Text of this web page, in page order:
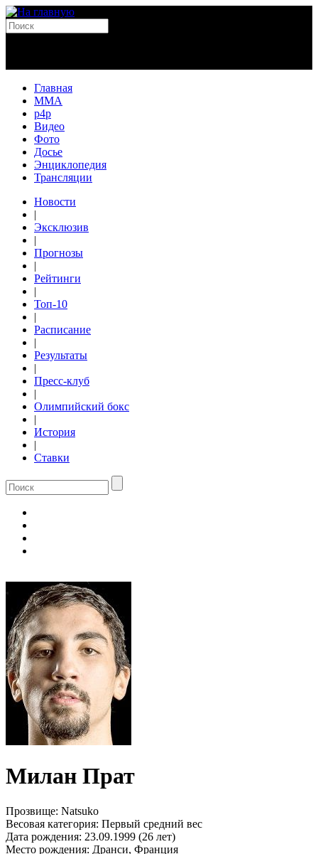
Главная
MMA
p4p
Видео
Фото
Досье
Энциклопедия
Трансляции
Новости
|
Эксклюзив
|
Прогнозы
|
Рейтинги
|
Топ-10
|
Расписание
|
Результаты
|
Пресс-клуб
|
Олимпийский бокс
|
История
|
Ставки
Милан Прат
Прозвище: Natsuko
Весовая категория: Первый средний вес
Дата рождения: 23.09.1999 (26 лет)
Место рождения: Дранси, Франция